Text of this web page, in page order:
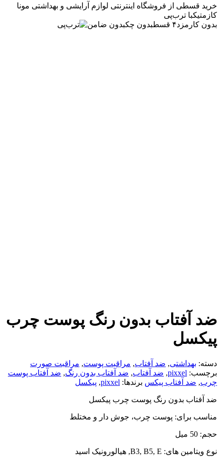
خرید قسطی از فروشگاه اینترنتی لوازم آرایشی و بهداشتی مونا
کازمتیکبا ترب‌پی
بدون کارمزد۴ قسط بدون چکبدون ضامن
ضد آفتاب بدون رنگ پوست چرب
پیکسل
دسته: بهداشتی, ضد آفتاب, مراقبت پوست, مراقبت صورت
برچسب: pixxel
, ضد آفتاب, ضد آفتاب بدون رنگ, ضد آفتاب پوست
چرب, ضد آفتاب پیکس برندها: pixxel
, پیکسل
ضد آفتاب بدون رنگ پوست چرب پیکسل
مناسب برای: پوست چرب، جوش دار و مختلط
حجم: 50 میل
نوع ویتامین های: B3, B5, E, هیالورونیک اسید